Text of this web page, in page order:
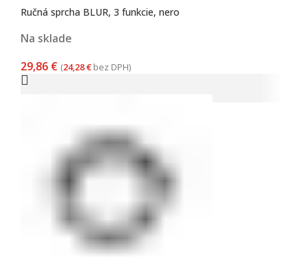
Ručná sprcha BLUR, 3 funkcie, nero
Na sklade
29,86 € (24,28€bez DPH)